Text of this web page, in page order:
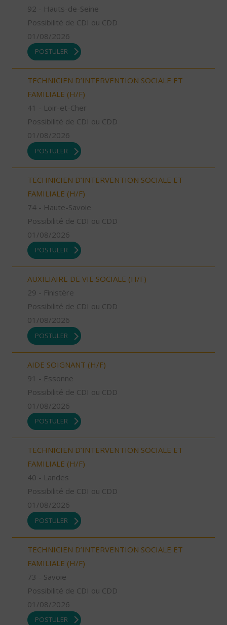
92 - Hauts-de-Seine
Possibilité de CDI ou CDD
01/08/2026
POSTULER
TECHNICIEN D’INTERVENTION SOCIALE ET
FAMILIALE (H/F)
41 - Loir-et-Cher
Possibilité de CDI ou CDD
01/08/2026
POSTULER
TECHNICIEN D’INTERVENTION SOCIALE ET
FAMILIALE (H/F)
74 - Haute-Savoie
Possibilité de CDI ou CDD
01/08/2026
POSTULER
AUXILIAIRE DE VIE SOCIALE (H/F)
29 - Finistère
Possibilité de CDI ou CDD
01/08/2026
POSTULER
AIDE SOIGNANT (H/F)
91 - Essonne
Possibilité de CDI ou CDD
01/08/2026
POSTULER
TECHNICIEN D’INTERVENTION SOCIALE ET
FAMILIALE (H/F)
40 - Landes
Possibilité de CDI ou CDD
01/08/2026
POSTULER
TECHNICIEN D’INTERVENTION SOCIALE ET
FAMILIALE (H/F)
73 - Savoie
Possibilité de CDI ou CDD
01/08/2026
POSTULER